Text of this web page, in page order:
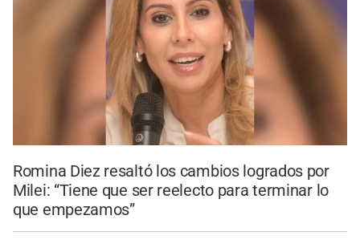
Romina Diez resaltó los cambios logrados por
Milei: “Tiene que ser reelecto para terminar lo
que empezamos”